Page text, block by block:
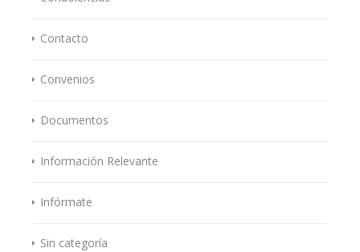
Contacto
Convenios
Documentos
Información Relevante
Infórmate
Sin categoría